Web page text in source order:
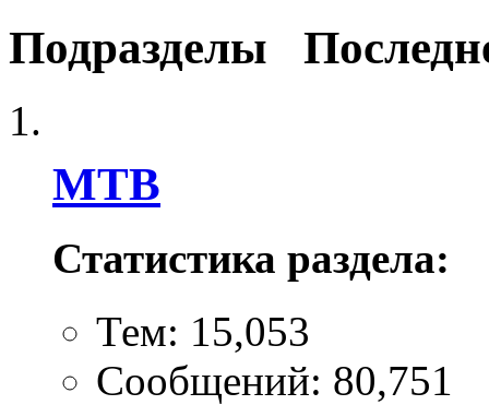
Подразделы
MTB
Статистика раздела:
Тем: 15,053
Сообщений: 80,751